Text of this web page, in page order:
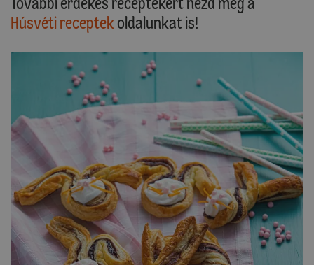
Húsvéti receptekoldalunkat is!